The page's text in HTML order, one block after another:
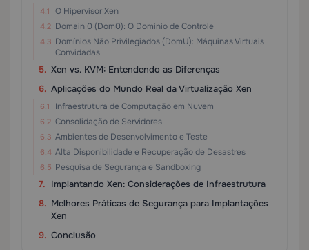
O Hipervisor Xen
Domain 0 (Dom0): O Domínio de Controle
Domínios Não Privilegiados (DomU): Máquinas Virtuais
Convidadas
Xen vs. KVM: Entendendo as Diferenças
Aplicações do Mundo Real da Virtualização Xen
Infraestrutura de Computação em Nuvem
Consolidação de Servidores
Ambientes de Desenvolvimento e Teste
Alta Disponibilidade e Recuperação de Desastres
Pesquisa de Segurança e Sandboxing
Implantando Xen: Considerações de Infraestrutura
Melhores Práticas de Segurança para Implantações
Xen
Conclusão